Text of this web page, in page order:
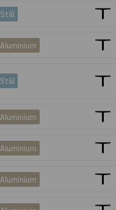
Stål
Aluminium
Stål
Aluminium
Aluminium
Aluminium